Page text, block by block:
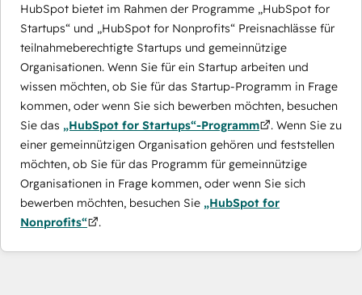
HubSpot bietet im Rahmen der Programme „HubSpot for
Startups“ und „HubSpot for Nonprofits“ Preisnachlässe für
teilnahmeberechtigte Startups und gemeinnützige
Organisationen. Wenn Sie für ein Startup arbeiten und
wissen möchten, ob Sie für das Startup-Programm in Frage
kommen, oder wenn Sie sich bewerben möchten, besuchen
Sie das „HubSpot for Startups“-Programm
. Wenn Sie zu
einer gemeinnützigen Organisation gehören und feststellen
möchten, ob Sie für das Programm für gemeinnützige
Organisationen in Frage kommen, oder wenn Sie sich
bewerben möchten, besuchen Sie „HubSpot for
Nonprofits“
.